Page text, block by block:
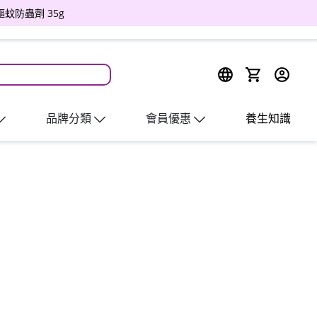
蚊防蟲劑 35g
品牌分類 會員優惠 養生知識